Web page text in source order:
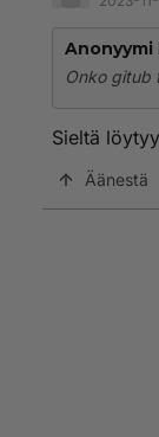
Anonyymi
Onko gitub
Sieltä
Äänestä